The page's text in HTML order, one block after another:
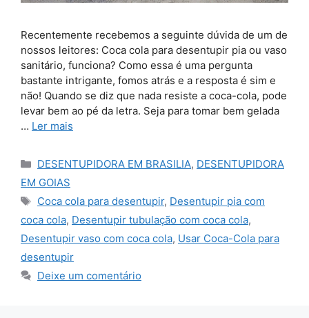
Recentemente recebemos a seguinte dúvida de um de
nossos leitores: Coca cola para desentupir pia ou vaso
sanitário, funciona? Como essa é uma pergunta
bastante intrigante, fomos atrás e a resposta é sim e
não! Quando se diz que nada resiste a coca-cola, pode
levar bem ao pé da letra. Seja para tomar bem gelada
… Ler mais
Categorias
DESENTUPIDORA EM BRASILIA, DESENTUPIDORA
EM GOIAS
Tags
Coca cola para desentupir, Desentupir pia com
coca cola, Desentupir tubulação com coca cola,
Desentupir vaso com coca cola, Usar Coca-Cola para
desentupir
Deixe um comentário